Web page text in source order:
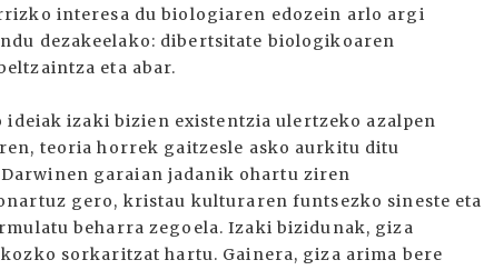
interesa du biologiaren edozein arlo argi
dezakeelako: dibertsitate biologikoaren
eta abar.
izaki bizien existentzia ulertzeko azalpen
teoria horrek gaitzesle asko aurkitu ditu
garaian jadanik ohartu ziren
gero, kristau kulturaren funtsezko sineste eta
beharra zegoela. Izaki bizidunak, giza
sorkaritzat hartu. Gainera, giza arima bere